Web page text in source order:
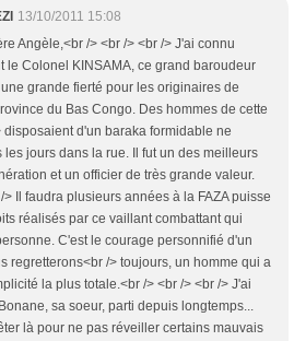
13/10/2011 15:08
Angèle,<br /> <br /> <br /> J'ai connu
le Colonel KINSAMA, ce grand baroudeur
grande fierté pour les originaires de
du Bas Congo. Des hommes de cette
disposaient d'un baraka formidable ne
les jours dans la rue. Il fut un des meilleurs
et un officier de très grande valeur.
> Il faudra plusieurs années à la FAZA puisse
réalisés par ce vaillant combattant qui
C'est le courage personnifié d'un
regretterons<br /> toujours, un homme qui a
la plus totale.<br /> <br /> <br /> J'ai
sa soeur, parti depuis longtemps...
là pour ne pas réveiller certains mauvais